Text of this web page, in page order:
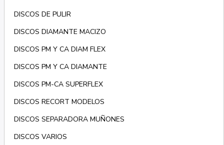
DISCOS DE PULIR
DISCOS DIAMANTE MACIZO
DISCOS PM Y CA DIAM FLEX
DISCOS PM Y CA DIAMANTE
DISCOS PM-CA SUPERFLEX
DISCOS RECORT MODELOS
DISCOS SEPARADORA MUÑONES
DISCOS VARIOS